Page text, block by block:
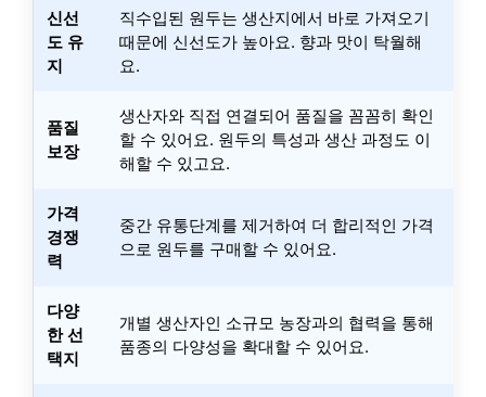
신선
도 유
지
직수입된 원두는 생산지에서 바로 가져오기
때문에 신선도가 높아요. 향과 맛이 탁월해
요.
품질
보장
생산자와 직접 연결되어 품질을 꼼꼼히 확인
할 수 있어요. 원두의 특성과 생산 과정도 이
해할 수 있고요.
가격
경쟁
력
중간 유통단계를 제거하여 더 합리적인 가격
으로 원두를 구매할 수 있어요.
다양
한 선
택지
개별 생산자인 소규모 농장과의 협력을 통해
품종의 다양성을 확대할 수 있어요.